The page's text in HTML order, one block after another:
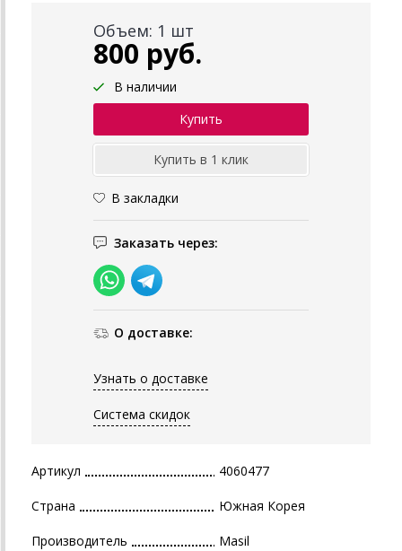
Объем: 1 шт
800 руб.
В наличии
В закладки
Заказать через:
О доставке:
Узнать о доставке
Система скидок
Артикул 4060477
Страна Южная Корея
Производитель Masil